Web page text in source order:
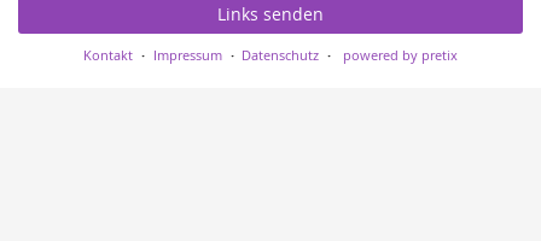
Links senden
Kontakt Impressum Datenschutz powered by pretix